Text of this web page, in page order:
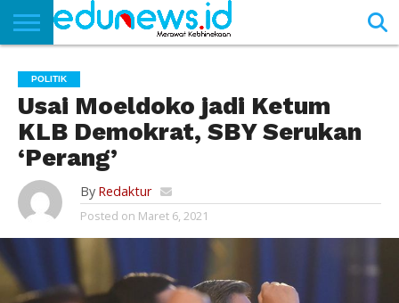
NEWS
EDUNEWS
LITERASI
PUSTAKA
SOSOK
TEKNO
KHASANAH
SASTRA
POLITIK
Usai Moeldoko jadi Ketum
KLB Demokrat, SBY Serukan
‘Perang’
By Redaktur
Posted on Maret 6, 2021